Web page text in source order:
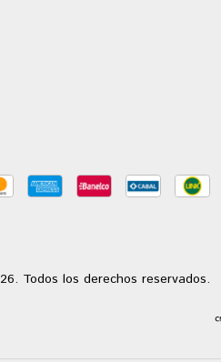
Todos los derechos reservados.